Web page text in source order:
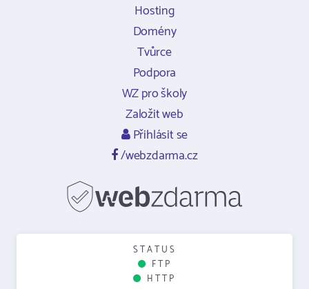
Hosting
Domény
Tvůrce
Podpora
WZ pro školy
Založit web
Přihlásit se
/webzdarma.cz
STATUS
FTP
HTTP